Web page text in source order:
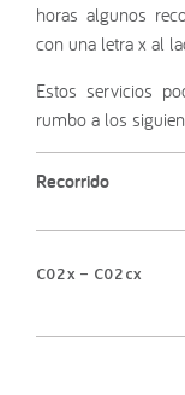
horas algunos
con una letra x al
Estos servicios
rumbo a los
Recorrido
C02x – C02cx